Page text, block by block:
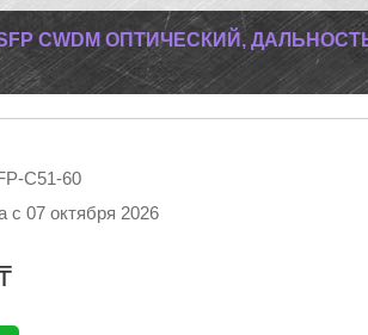
CWDM ОПТИЧЕСКИЙ,
C51-60
с 07 октября 2026